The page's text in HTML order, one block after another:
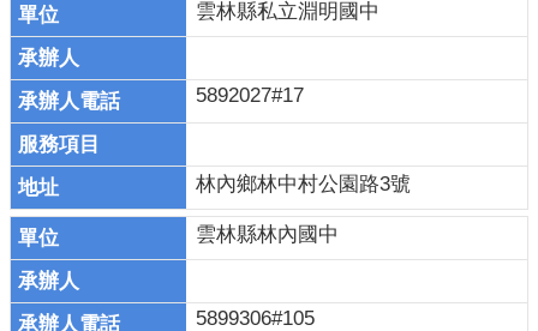
工
團
隊
公
布
欄
法
規
專
區
雲林縣私立淵明國中
5892027#17
林內鄉林中村公園路3號
雲林縣林內國中
5899306#105